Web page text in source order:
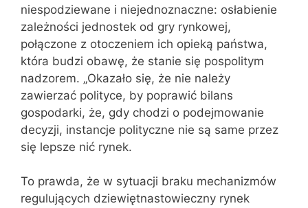
niespodziewane i niejednoznaczne: osłabienie
zależności jednostek od gry rynkowej,
połączone z otoczeniem ich opieką państwa,
która budzi obawę, że stanie się pospolitym
nadzorem. „Okazało się, że nie należy
zawierzać polityce, by poprawić bilans
gospodarki, że, gdy chodzi o podejmowanie
decyzji, instancje polityczne nie są same przez
się lepsze nić rynek.
To prawda, że w sytuacji braku mechanizmów
regulujących dziewiętnastowieczny rynek